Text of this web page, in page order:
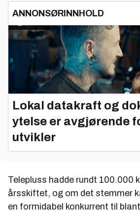
ANNONSØRINNHOLD
Lokal datakraft og
ytelse er avgjørende
utvikler
Telepluss hadde rundt 100.000
årsskiftet, og om det stemmer
en formidabel konkurrent til